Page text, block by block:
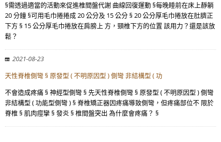
§需透過適當的活動來促進椎間盤代謝 曲線回復運動 §每晚睡前在床上靜躺
20 分鐘 §可用毛巾捲捲成 20 公分及 15 公分 § 20 公分厚毛巾捲放在肚臍正
下方 § 15 公分厚毛巾捲放在肩膀上 方，頸椎下方的位置 該用力？還是該放
鬆？
2021-08-23
天性脊椎側彎 § 原發型 ( 不明原因型 ) 側彎 非結構型 ( 功
不會造成疼痛 § 神經型側彎 § 先天性脊椎側彎 § 原發型 ( 不明原因型 ) 側彎
非結構型 ( 功能型側彎 ) § 脊椎矯正器因疼痛導致側彎，但疼痛部位不 限於
脊椎 § 肌肉痙攣 § 發炎 § 椎間盤突出 為什麼會疼痛？ §